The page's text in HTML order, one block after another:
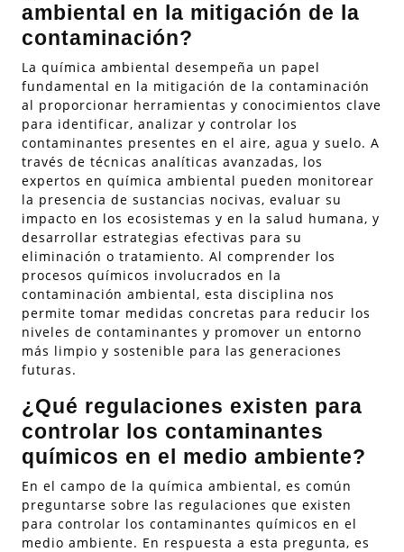
ambiental en la mitigación de la
contaminación?
La química ambiental desempeña un papel
fundamental en la mitigación de la contaminación
al proporcionar herramientas y conocimientos clave
para identificar, analizar y controlar los
contaminantes presentes en el aire, agua y suelo. A
través de técnicas analíticas avanzadas, los
expertos en química ambiental pueden monitorear
la presencia de sustancias nocivas, evaluar su
impacto en los ecosistemas y en la salud humana, y
desarrollar estrategias efectivas para su
eliminación o tratamiento. Al comprender los
procesos químicos involucrados en la
contaminación ambiental, esta disciplina nos
permite tomar medidas concretas para reducir los
niveles de contaminantes y promover un entorno
más limpio y sostenible para las generaciones
futuras.
¿Qué regulaciones existen para
controlar los contaminantes
químicos en el medio ambiente?
En el campo de la química ambiental, es común
preguntarse sobre las regulaciones que existen
para controlar los contaminantes químicos en el
medio ambiente. En respuesta a esta pregunta, es